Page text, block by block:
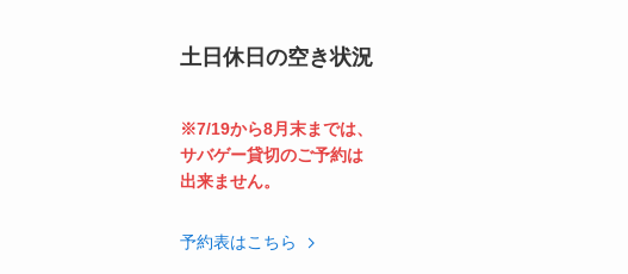
土日休日の空き状況
※7/19から8月末までは、
サバゲー貸切のご予約は
出来ません。
予約表はこちら